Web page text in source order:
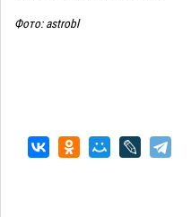
Фото: astrobl